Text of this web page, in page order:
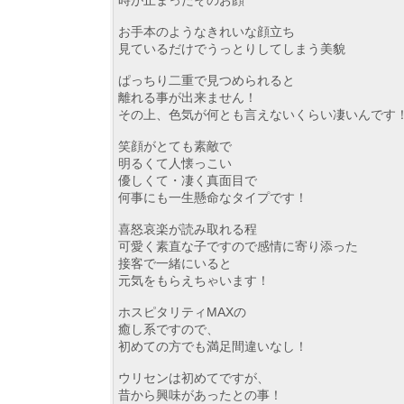
お手本のようなきれいな顔立ち
見ているだけでうっとりしてしまう美貌
ぱっちり二重で見つめられると
離れる事が出来ません！
その上、色気が何とも言えないくらい凄いんです
笑顔がとても素敵で
明るくて人懐っこい
優しくて・凄く真面目で
何事にも一生懸命なタイプです！
喜怒哀楽が読み取れる程
可愛く素直な子ですので感情に寄り添った
接客で一緒にいると
元気をもらえちゃいます！
ホスピタリティMAXの
癒し系ですので、
初めての方でも満足間違いなし！
ウリセンは初めてですが、
昔から興味があったとの事！